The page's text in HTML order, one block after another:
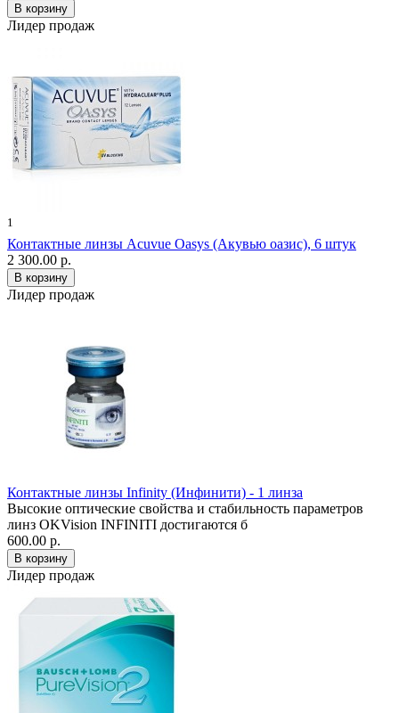
Лидер продаж
1
Контактные линзы Acuvue Oasys (Акувью оазис), 6 штук
2 300.00 р.
Лидер продаж
Контактные линзы Infinity (Инфинити) - 1 линза
Высокие оптические свойства и стабильность параметров
линз OKVision INFINITI достигаются б
600.00 р.
Лидер продаж